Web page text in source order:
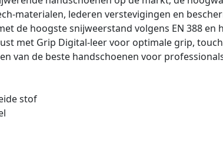
materialen, lederen verstevigingen en
de hoogste snijweerstand volgens EN 388
met Grip Digital-leer voor optimale grip,
van de beste handschoenen voor
stof